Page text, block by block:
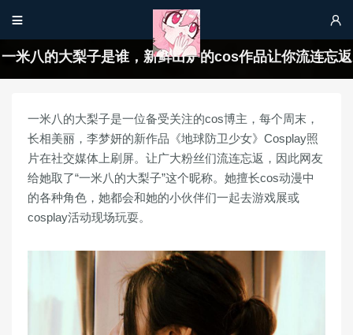
 
一米八的大梨子是谁，新鲜出炉的cos作品让你流连忘返
一米八的大梨子是一位备受关注的cos博主，每个周末，
长相美丽，李梦妍的新作品《地球防卫少女》Cosplay照
片在社交媒体上刷屏。让广大粉丝们流连忘返，因此网友
给她取了“一米八的大梨子”这个昵称。她擅长cos动漫中
的各种角色，她都会和她的小伙伴们一起去游戏展或
cosplay活动现场玩耍。